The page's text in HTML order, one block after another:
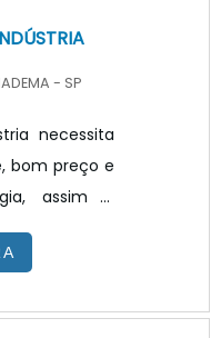
- SP
necessita
bom preço e
assim é
benefício,
armazéns e
de luz que